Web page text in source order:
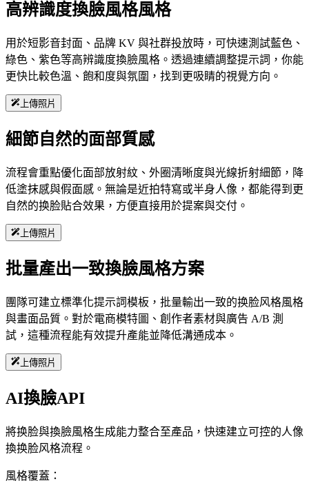
高辨識度換臉風格風格
用於短影音封面、品牌 KV 與社群投放時，可快速測試藍色、
綠色、紫色等高辨識度換臉風格。透過連續調整提示詞，你能
更快比較色溫、飽和度與氛圍，找到更吸睛的視覺方向。
上傳照片
細節自然的面部質感
流程會重點優化面部放射紋、外圈清晰度與光線折射細節，降
低塗抹感與假面感。無論是近拍特寫或半身人像，都能得到更
自然的换脸貼合效果，方便直接用於提案與交付。
上傳照片
批量產出一致換臉風格方案
團隊可建立標準化提示詞模板，批量輸出一致的换脸风格風格
與畫面品質。對於電商模特圖、創作者素材與廣告 A/B 測
試，這種流程能有效提升產能並降低溝通成本。
上傳照片
AI換臉API
將换脸與換臉風格生成能力整合至產品，快速建立可控的人像
換换脸风格流程。
風格覆蓋：